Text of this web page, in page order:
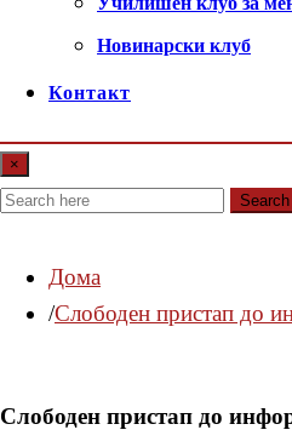
Новинарски клуб
Контакт
×
Search
Дома
Слободен пристап до
Слободен пристап до